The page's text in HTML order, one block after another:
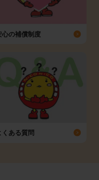
心の補償制度
くある質問